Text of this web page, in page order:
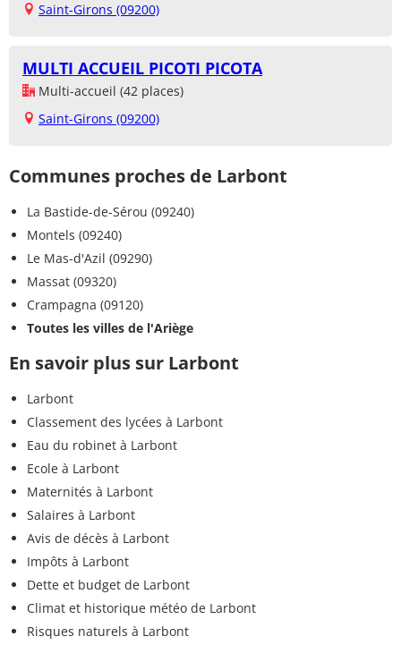
Saint-Girons (09200)
MULTI ACCUEIL PICOTI PICOTA
Multi-accueil (42 places)
Saint-Girons (09200)
Communes proches de Larbont
La Bastide-de-Sérou (09240)
Montels (09240)
Le Mas-d'Azil (09290)
Massat (09320)
Crampagna (09120)
Toutes les villes de l'Ariège
En savoir plus sur Larbont
Larbont
Classement des lycées à Larbont
Eau du robinet à Larbont
Ecole à Larbont
Maternités à Larbont
Salaires à Larbont
Avis de décès à Larbont
Impôts à Larbont
Dette et budget de Larbont
Climat et historique météo de Larbont
Risques naturels à Larbont